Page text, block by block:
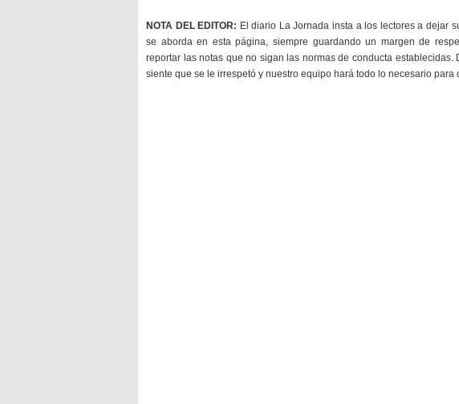
NOTA DEL EDITOR: El diario La Jornada insta a los lectores a dejar
se aborda en esta página, siempre guardando un margen de
reportar las notas que no sigan las normas de conducta establecidas.
siente que se le irrespetó y nuestro equipo hará todo lo necesario para